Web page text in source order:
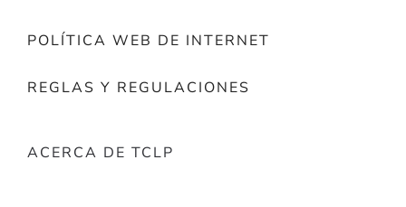
POLÍTICA WEB DE INTERNET
REGLAS Y REGULACIONES
ACERCA DE TCLP